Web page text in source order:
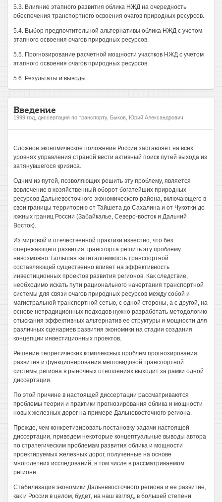
5.3. Влияние этапного развития облика НЖД на очередность
обеспечения транспортного освоения очагов природных ресурсов.
5.4. Выбор предпочтительной альтернативы облика НЖД с учетом
этапного освоения очагов природных ресурсов.
5.5. Прогнозирование расчетной мощности участков НЖД с учетом
этапного освоения очагов природных ресурсов.
5.6. Результаты и выводы.
Введение
1999 год, диссертация по транспорту, Быков, Юрий Александрович
Сложное экономическое положение России заставляет на всех
уровнях управления страной вести активный поиск путей выхода из
затянувшегося кризиса.
Одним из путей, позволяющих решить эту проблему, является
вовлечение в хозяйственный оборот богатейших природных
ресурсов Дальневосточного экономического района, включающего в
свои границы территорию от Тайшета до Сахалина и от Чукотки до
южных границ России (Забайкалье, Северо-восток и Дальний
Восток).
Из мировой и отечественной практики известно, что без
опережающего развития транспорта решить эту проблему
невозможно. Большая капиталоемкость транспортной
составляющей существенно влияет на эффективность
инвестиционных проектов развития регионов. Как следствие,
необходимо искать пути рационального начертания транспортной
системы для связи очагов природных ресурсов между собой и
магистральной транспортной сетью, с одной стороны, а с другой, на
основе нетрадиционных подходов нужно разработать методологию
отыскания эффективных альтернатив ее структуры и мощности для
различных сценариев развития экономики на стадии создания
концепции инвестиционных проектов.
Решение теоретических комплексных проблем прогнозирования
развития и функционирования многовидовой транспортной
системы региона в рыночных отношениях выходит за рамки одной
диссертации.
По этой причине в настоящей диссертации рассматриваются
проблемы теории и практики прогнозирования облика и мощности
новых железных дорог на примере Дальневосточного региона.
Прежде, чем конкретизировать постановку задачи настоящей
диссертации, приведем некоторые концептуальные выводы автора
по стратегическим проблемам развития облика и мощности
проектируемых железных дорог, полученные на основе
многолетних исследований, в том числе в рассматриваемом
регионе.
Стабилизация экономики Дальневосточного региона и ее развитие,
как и России в целом, будет, на наш взгляд, в большей степени